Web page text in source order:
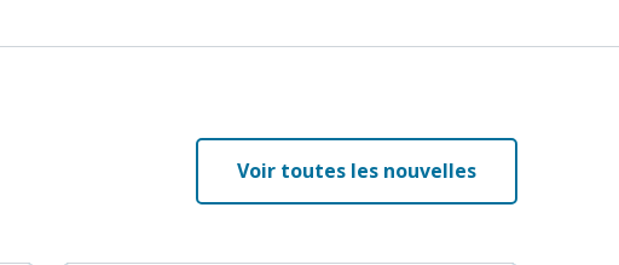
Voir toutes les nouvelles